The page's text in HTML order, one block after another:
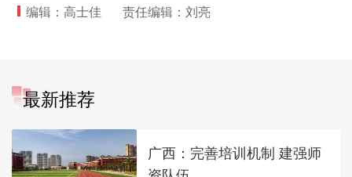
编辑：高士佳 责任编辑：刘亮
最新推荐
广西：完善培训机制 建强师